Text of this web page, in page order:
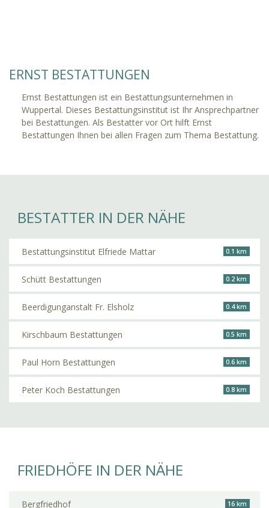
ERNST BESTATTUNGEN
Ernst Bestattungen ist ein Bestattungsunternehmen in
Wuppertal. Dieses Bestattungsinstitut ist Ihr Ansprechpartner
bei Bestattungen. Als Bestatter vor Ort hilft Ernst
Bestattungen Ihnen bei allen Fragen zum Thema Bestattung.
BESTATTER IN DER NÄHE
Bestattungsinstitut Elfriede Mattar 0.1 km
Schütt Bestattungen 0.2 km
Beerdigunganstalt Fr. Elsholz 0.4 km
Kirschbaum Bestattungen 0.5 km
Paul Horn Bestattungen 0.6 km
Peter Koch Bestattungen 0.8 km
FRIEDHÖFE IN DER NÄHE
Bergfriedhof 16 km